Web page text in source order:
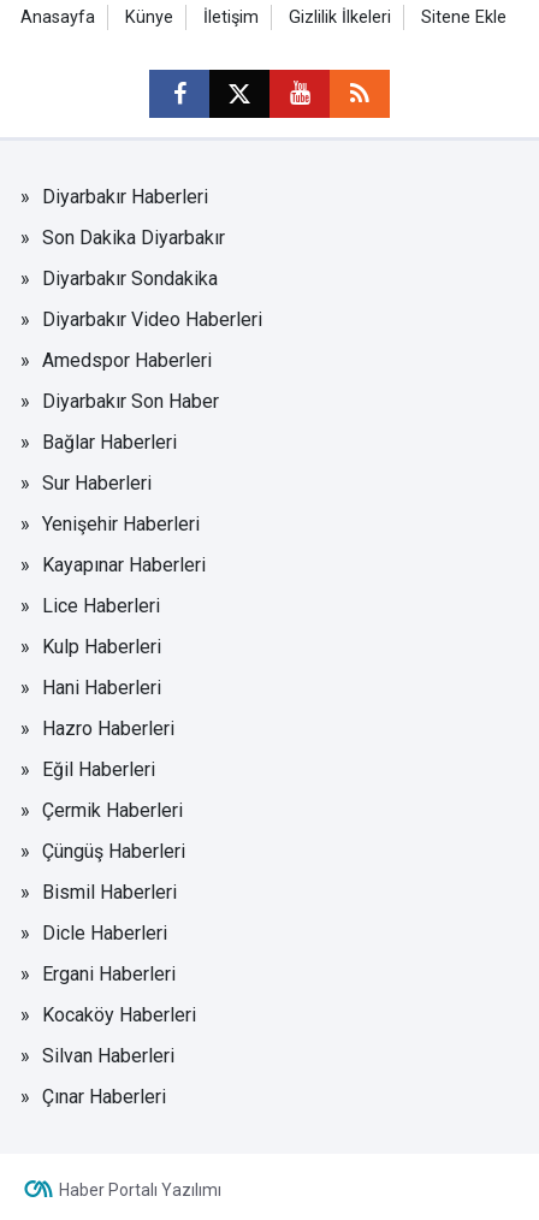
Anasayfa Künye İletişim Gizlilik İlkeleri Sitene Ekle
Diyarbakır Haberleri
Son Dakika Diyarbakır
Diyarbakır Sondakika
Diyarbakır Video Haberleri
Amedspor Haberleri
Diyarbakır Son Haber
Bağlar Haberleri
Sur Haberleri
Yenişehir Haberleri
Kayapınar Haberleri
Lice Haberleri
Kulp Haberleri
Hani Haberleri
Hazro Haberleri
Eğil Haberleri
Çermik Haberleri
Çüngüş Haberleri
Bismil Haberleri
Dicle Haberleri
Ergani Haberleri
Kocaköy Haberleri
Silvan Haberleri
Çınar Haberleri
Haber Portalı Yazılımı